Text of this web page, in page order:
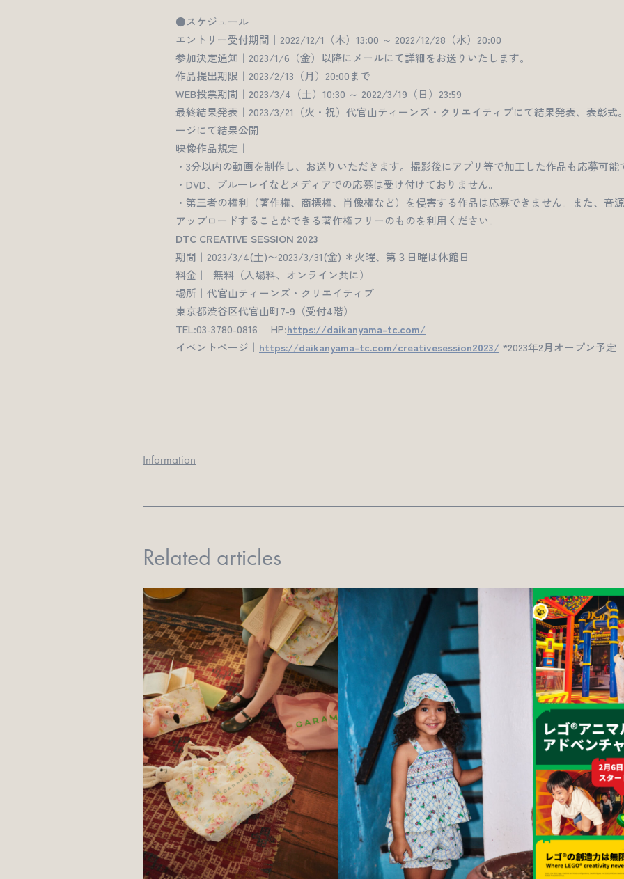
●スケジュール
エントリー受付期間｜2022/12/1（木）13:00 ～ 2022/12/28（水）20:00
参加決定通知｜2023/1/6（金）以降にメールにて詳細をお送りいたします。
作品提出期限｜2023/2/13（月）20:00まで
WEB投票期間｜2023/3/4（土）10:30 ～ 2022/3/19（日）23:59
最終結果発表｜2023/3/21（火・祝）代官山ティーンズ・クリエイティブにて結果発表、表彰式
ージにて結果公開
映像作品規定｜
・3分以内の動画を制作し、お送りいただきます。撮影後にアプリ等で加工した作品も応募可能
・DVD、ブルーレイなどメディアでの応募は受け付けておりません。
・第三者の権利（著作権、商標権、肖像権など）を侵害する作品は応募できません。また、音
アップロードすることができる著作権フリーのものを利用ください。
DTC CREATIVE SESSION 2023
期間｜2023/3/4(土)〜2023/3/31(金) ＊火曜、第３日曜は休館日
料金｜ 無料（入場料、オンライン共に）
場所｜代官山ティーンズ・クリエイティブ
東京都渋谷区代官山町7-9（受付4階）
TEL:03-3780-0816 HP:https://daikanyama-tc.com/
イベントページ｜ https://daikanyama-tc.com/creativesession2023/ *2023年2月オープン予定
Information
Related articles